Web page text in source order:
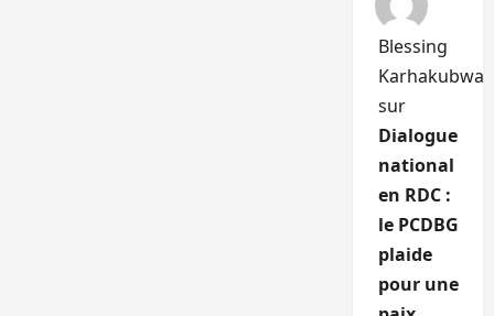
Blessing
Karhakubwa
sur
Dialogue
national
en RDC :
le PCDBG
plaide
pour une